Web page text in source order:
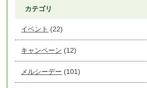
カテゴリ
イベント (22)
キャンペーン (12)
メルシーデー (101)